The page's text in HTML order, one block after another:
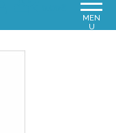
MEN
U